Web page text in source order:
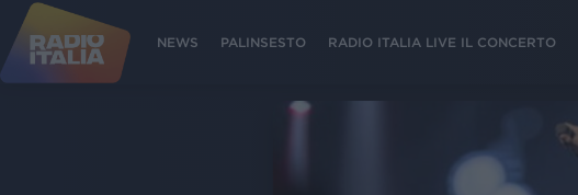
NEWS PALINSESTO RADIO ITALIA LIVE IL CONCERTO